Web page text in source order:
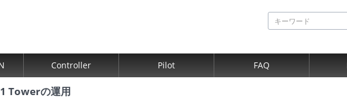
Controller Pilot FAQ
Towerの運用